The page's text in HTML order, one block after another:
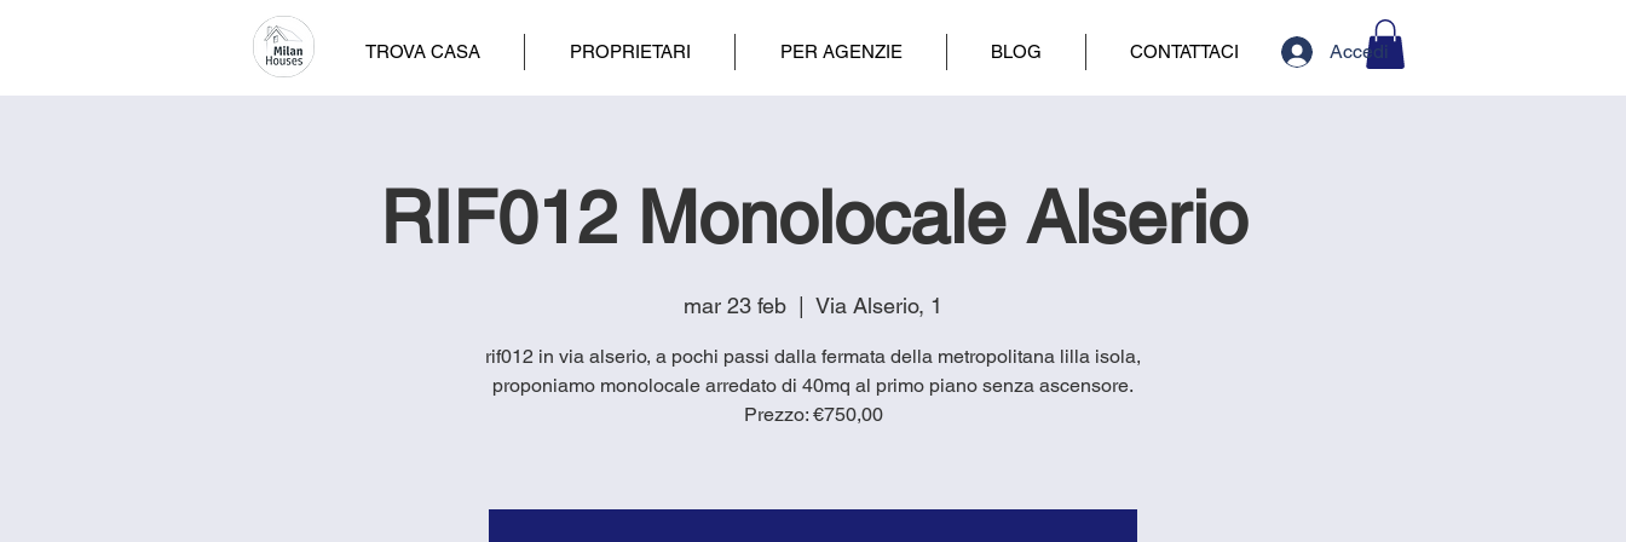
TROVA CASA PROPRIETARI PER AGENZIE BLOG CONTATTACI Accedi
RIF012 Monolocale Alserio
mar 23 feb
  |
Via Alserio, 1
rif012 in via alserio, a pochi passi dalla fermata della metropolitana lilla isola,
proponiamo monolocale arredato di 40mq al primo piano senza ascensore.
Prezzo: €750,00